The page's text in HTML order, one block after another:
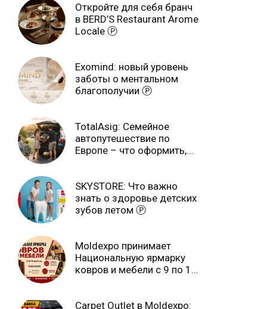
Откройте для себя бранч
в BERD’S Restaurant Arome
Locale Ⓟ
Exomind: новый уровень
заботы о ментальном
благополучии Ⓟ
TotalAsig: Семейное
автопутешествие по
Европе – что оформить,
SKYSTORE: Что важно
знать о здоровье детских
зубов летом Ⓟ
Moldexpo принимает
Национальную ярмарку
ковров и мебели с 9 по 14
Carpet Outlet в Moldexpo: